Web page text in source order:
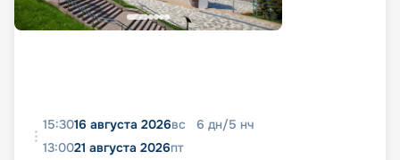
15:3016 августа 2026вс 6 дн/5 нч
13:0021 августа 2026пт